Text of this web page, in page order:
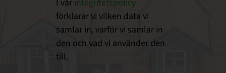
I vår integritetspolicy
förklarar vi vilken data vi
samlar in, varför vi samlar in
den och vad vi använder den
till.